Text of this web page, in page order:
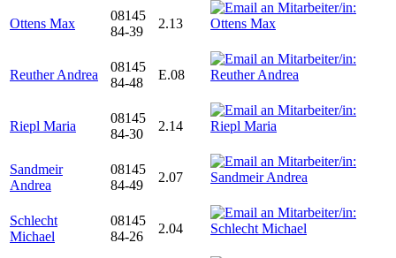
Ottens Max
08145
84-39
2.13
Reuther Andrea
08145
84-48
E.08
Riepl Maria
08145
84-30
2.14
Sandmeir
Andrea
08145
84-49
2.07
Schlecht
Michael
08145
84-26
2.04